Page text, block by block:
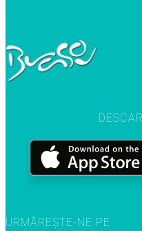
URMĂREȘTE-NE PE